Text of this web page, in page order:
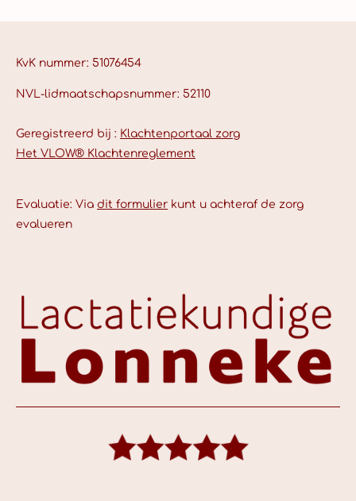
KvK nummer: 51076454
NVL-lidmaatschapsnummer: 52110
Geregistreerd bij : Klachtenportaal zorg
Het VLOW® Klachtenreglement
Evaluatie: Via dit formulier kunt u achteraf de zorg
evalueren